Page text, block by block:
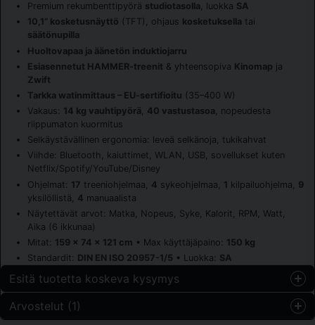
Premium rekumbenttipyörä studiotasolla, luokka SA
10,1” kosketusnäyttö (TFT), ohjaus kosketuksella tai
säätönupilla
Huoltovapaa ja äänetön induktiojarru
Esiasennetut HAMMER-treenit & yhteensopiva Kinomap ja
Zwift
Tarkka watinmittaus – EU-sertifioitu (35–400 W)
Vakaus: 14 kg vauhtipyörä, 40 vastustasoa, nopeudesta
riippumaton kuormitus
Selkäystävällinen ergonomia: leveä selkänoja, tukikahvat
Viihde: Bluetooth, kaiuttimet, WLAN, USB, sovellukset kuten
Netflix/Spotify/YouTube/Disney
Ohjelmat: 17 treeniohjelmaa, 4 sykeohjelmaa, 1 kilpailuohjelma, 9
yksilöllistä, 4 manuaalista
Näytettävät arvot: Matka, Nopeus, Syke, Kalorit, RPM, Watt,
Aika (6 ikkunaa)
Mitat: 159 × 74 × 121 cm • Max käyttäjäpaino: 150 kg
Standardit: DIN EN ISO 20957-1/5 • Luokka: SA
Esitä tuotetta koskeva kysymys
question
Kysy meiltä jotain tästä tuotteesta...
Arvostelut (1)